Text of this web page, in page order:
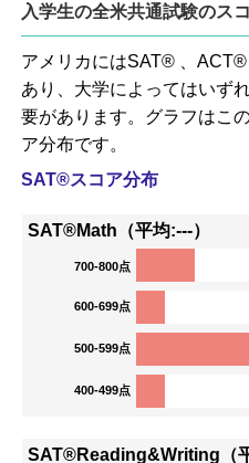
入学生の全米共通試験のス
アメリカにはSAT® 、
あり、大学によってはいず
要があります。グラフはこ
ア分布です。
SAT®スコア分布
SAT®Math（平均:---）
700-800点
600-699点
500-599点
400-499点
SAT®Reading&Writing（平